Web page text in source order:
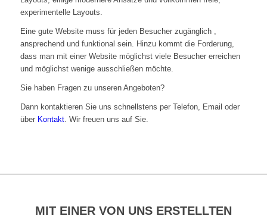
experimentelle Layouts.
Eine gute Website muss für jeden Besucher zugänglich ,
ansprechend und funktional sein. Hinzu kommt die Forderung,
dass man mit einer Website möglichst viele Besucher erreichen
und möglichst wenige ausschließen möchte.
Sie haben Fragen zu unseren Angeboten?
Dann kontaktieren Sie uns schnellstens per Telefon, Email oder
über Kontakt. Wir freuen uns auf Sie.
MIT EINER VON UNS ERSTELLTEN